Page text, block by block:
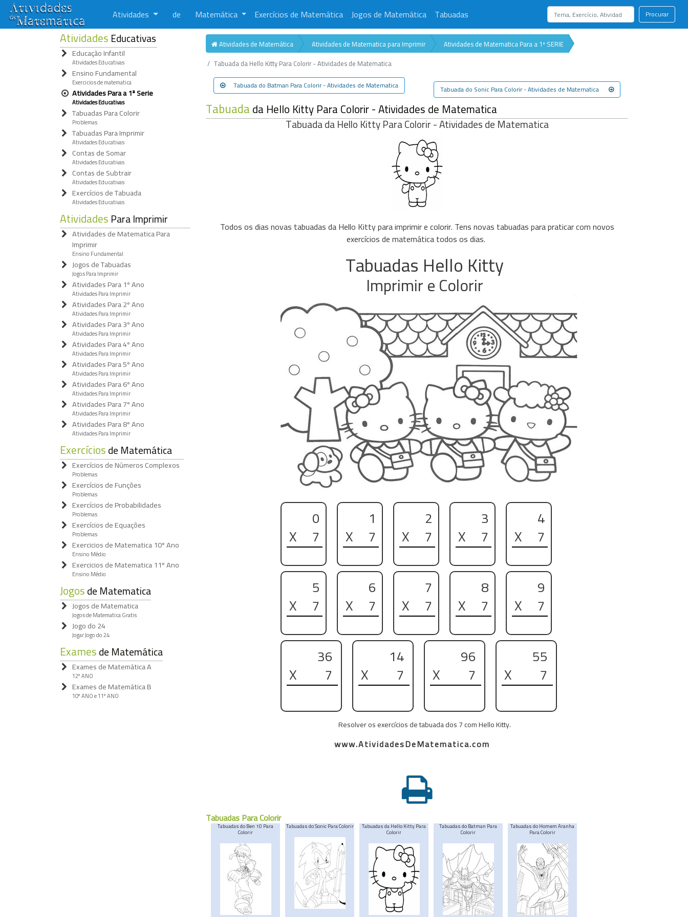
Atividades de Matemática Exercícios de Matemática Jogos de Matemática Tabuadas Procurar
AtividadesEducativas
Educação Infantil
Atividades Educativas
Ensino Fundamental
Exercicios de matematica
Atividades Para a 1ª Serie
Atividades Educativas
Tabuadas Para Colorir
Problemas
Tabuadas Para Imprimir
Atividades Educativas
Contas de Somar
Atividades Educativas
Contas de Subtrair
Atividades Educativas
Exercícios de Tabuada
Atividades Educativas
AtividadesPara Imprimir
Atividades de Matematica Para
Imprimir
Ensino Fundamental
Jogos de Tabuadas
Jogos Para Imprimir
Atividades Para 1º Ano
Atividades Para Imprimir
Atividades Para 2º Ano
Atividades Para Imprimir
Atividades Para 3º Ano
Atividades Para Imprimir
Atividades Para 4º Ano
Atividades Para Imprimir
Atividades Para 5º Ano
Atividades Para Imprimir
Atividades Para 6º Ano
Atividades Para Imprimir
Atividades Para 7º Ano
Atividades Para Imprimir
Atividades Para 8º Ano
Atividades Para Imprimir
Exercíciosde Matemática
Exercícios de Números Complexos
Problemas
Exercícios de Funções
Problemas
Exercícios de Probabilidades
Problemas
Exercícios de Equações
Problemas
Exercicios de Matematica 10º Ano
Ensino Médio
Exercicios de Matematica 11º Ano
Ensino Médio
Jogosde Matematica
Jogos de Matematica
Jogos de Matematica Gratis
Jogo do 24
Jogar Jogo do 24
Examesde Matemática
Exames de Matemática A
12º ANO
Exames de Matemática B
10º ANO e 11º ANO
Atividades de Matemática Atividades de Matematica para Imprimir
Atividades de Matematica Para a 1ª SERIE
Tabuada da Hello Kitty Para Colorir - Atividades de Matematica
Tabuada do Batman Para Colorir - Atividades de Matematica Tabuada do Sonic Para Colorir - Atividades de Matematica
Tabuadada Hello Kitty Para Colorir - Atividades de Matematica
Tabuada da Hello Kitty Para Colorir - Atividades de Matematica
Todos os dias novas tabuadas da Hello Kitty para imprimir e colorir. Tens novas tabuadas para praticar com novos
exercícios de matemática todos os dias.
Tabuadas Hello Kitty
Imprimir e Colorir
0
X 7
1
X 7
2
X 7
3
X 7
4
X 7
5
X 7
6
X 7
7
X 7
8
X 7
9
X 7
36
X 7
14
X 7
96
X 7
55
X 7
Resolver os exercícios de tabuada dos 7 com Hello Kitty.
www.AtividadesDeMatematica.com
Tabuadas Para Colorir
Tabuadas do Ben 10 Para
Colorir
Tabuadas do Sonic Para Colorir Tabuadas da Hello Kitty Para
Colorir
Tabuadas do Batman Para
Colorir
Tabuadas do Homem Aranha
Para Colorir